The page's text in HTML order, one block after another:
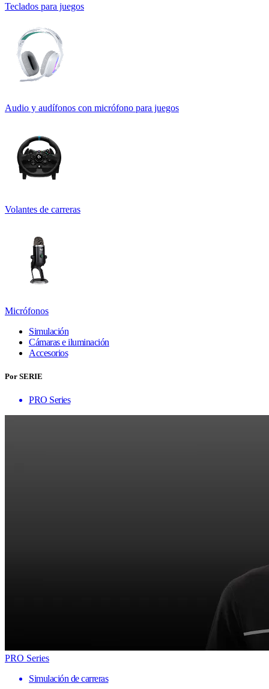
Teclados para juegos
Audio y audífonos con micrófono para juegos
Volantes de carreras
Micrófonos
Simulación
Cámaras e iluminación
Accesorios
Por SERIE
PRO Series
PRO Series
Simulación de carreras